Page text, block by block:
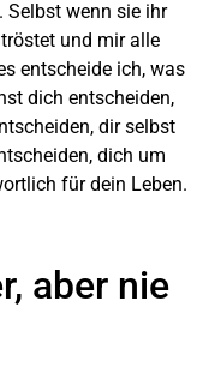
wenn sie ihr
und mir alle
entscheide ich, was
dich entscheiden,
dir selbst
dich um
für dein Leben.
aber nie